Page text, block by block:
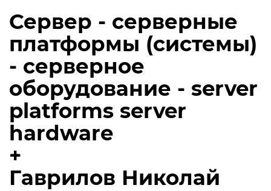
Сервер - серверные
платформы (системы)
- серверное
оборудование - server
platforms server
hardware
+
Гаврилов Николай